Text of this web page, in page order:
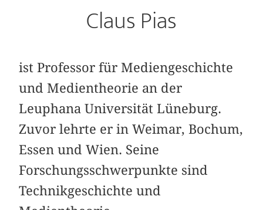
Claus Pias
ist Professor für Mediengeschichte
und Medientheorie an der
Leuphana Universität Lüneburg.
Zuvor lehrte er in Weimar, Bochum,
Essen und Wien. Seine
Forschungsschwerpunkte sind
Technikgeschichte und